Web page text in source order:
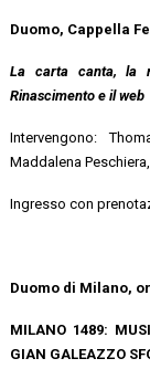
Duomo, Cappella
La carta canta, la
Rinascimento e il web
Intervengono:
Maddalena
Ingresso con
Duomo di Milano,
MILANO 1489:
GIAN GALEAZZO